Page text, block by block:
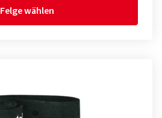
Felge wählen